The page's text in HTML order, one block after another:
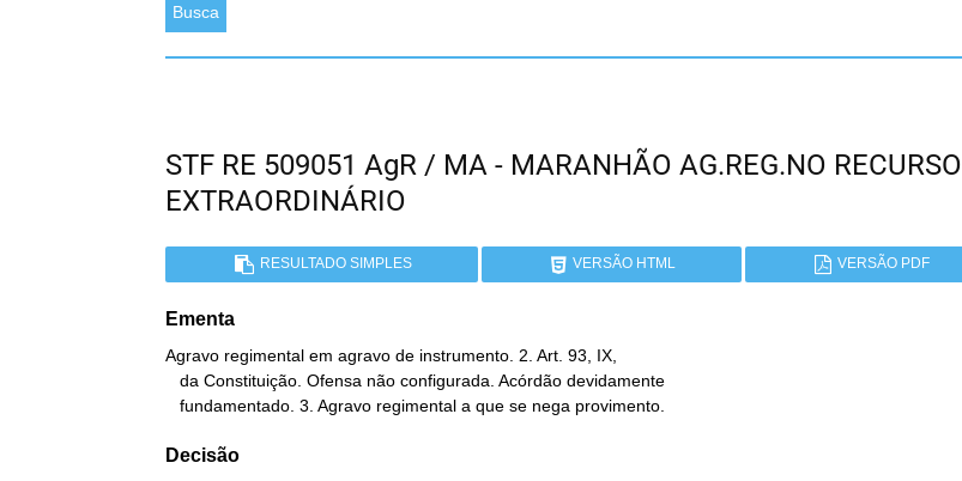
Busca
STF RE 509051 AgR / MA - MARANHÃO AG.REG.NO RECURSO
EXTRAORDINÁRIO
RESULTADO SIMPLES VERSÃO HTML VERSÃO PDF
Ementa
Agravo regimental em agravo de instrumento. 2. Art. 93, IX,
   fundamentado. 3. Agravo regimental a que se nega provimento.
Decisão